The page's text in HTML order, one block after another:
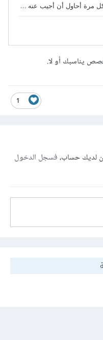
يناسبك أو لا.
1
لديك حساب،فسجل الدخول